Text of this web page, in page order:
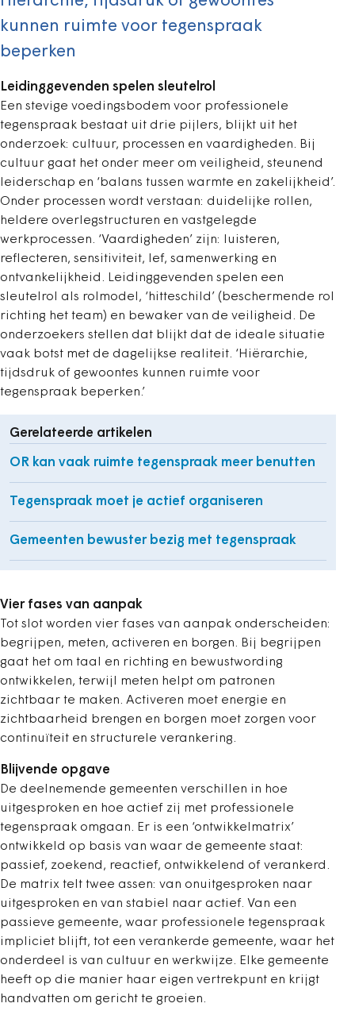
kunnen ruimte voor tegenspraak
beperken
Leidinggevenden spelen sleutelrol
Een stevige voedingsbodem voor professionele
tegenspraak bestaat uit drie pijlers, blijkt uit het
onderzoek: cultuur, processen en vaardigheden. Bij
cultuur gaat het onder meer om veiligheid, steunend
leiderschap en ‘balans tussen warmte en zakelijkheid’.
Onder processen wordt verstaan: duidelijke rollen,
heldere overlegstructuren en vastgelegde
werkprocessen. ‘Vaardigheden’ zijn: luisteren,
reflecteren, sensitiviteit, lef, samenwerking en
ontvankelijkheid. Leidinggevenden spelen een
sleutelrol als rolmodel, ‘hitteschild’ (beschermende rol
richting het team) en bewaker van de veiligheid. De
onderzoekers stellen dat blijkt dat de ideale situatie
vaak botst met de dagelijkse realiteit. ‘Hiërarchie,
tijdsdruk of gewoontes kunnen ruimte voor
tegenspraak beperken.’
Gerelateerde artikelen
OR kan vaak ruimte tegenspraak meer benutten
Tegenspraak moet je actief organiseren
Gemeenten bewuster bezig met tegenspraak
Vier fases van aanpak
Tot slot worden vier fases van aanpak onderscheiden:
begrijpen, meten, activeren en borgen. Bij begrijpen
gaat het om taal en richting en bewustwording
ontwikkelen, terwijl meten helpt om patronen
zichtbaar te maken. Activeren moet energie en
zichtbaarheid brengen en borgen moet zorgen voor
continuïteit en structurele verankering.
Blijvende opgave
De deelnemende gemeenten verschillen in hoe
uitgesproken en hoe actief zij met professionele
tegenspraak omgaan. Er is een ‘ontwikkelmatrix’
ontwikkeld op basis van waar de gemeente staat:
passief, zoekend, reactief, ontwikkelend of verankerd.
De matrix telt twee assen: van onuitgesproken naar
uitgesproken en van stabiel naar actief. Van een
passieve gemeente, waar professionele tegenspraak
impliciet blijft, tot een verankerde gemeente, waar het
onderdeel is van cultuur en werkwijze. Elke gemeente
heeft op die manier haar eigen vertrekpunt en krijgt
handvatten om gericht te groeien.